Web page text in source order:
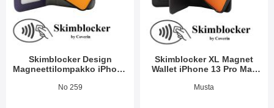
Skimblocker Design
Magneettilompakko iPhone
Tuote.nro 41834
No 259
Skimblocker XL Magnet
Wallet iPhone 13 Pro Max
Tuote.nro 41849
Musta